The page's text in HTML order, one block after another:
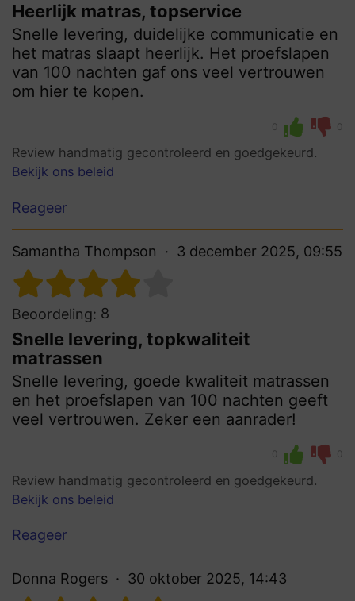
Heerlijk matras, topservice
Snelle levering, duidelijke communicatie en
het matras slaapt heerlijk. Het proefslapen
van 100 nachten gaf ons veel vertrouwen
om hier te kopen.
0 0
Review handmatig gecontroleerd en goedgekeurd.
Bekijk ons beleid
Reageer
Samantha Thompson 3 december 2025, 09:55
Beoordeling: 8
Snelle levering, topkwaliteit
matrassen
Snelle levering, goede kwaliteit matrassen
en het proefslapen van 100 nachten geeft
veel vertrouwen. Zeker een aanrader!
0 0
Review handmatig gecontroleerd en goedgekeurd.
Bekijk ons beleid
Reageer
Donna Rogers 30 oktober 2025, 14:43